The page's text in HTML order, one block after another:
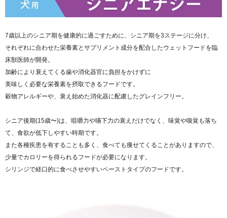
7歳以上のシニア期を健康的に過ごすために、シニア期を3ステージに分け、
それぞれに合わせた栄養素とサプリメント成分を配合したウェットフードを臨
床獣医師が開発。
加齢により衰えてくる歯や消化器官に負担をかけずに
美味しく必要な栄養素を摂取できるフードです。
穀物アレルギーや、衰え始めた消化器に配慮したグレインフリー。
シニア後期(15歳〜)は、咀嚼力や嚥下力の衰えだけでなく、味覚や嗅覚も落ち
て、食欲が低下しやすい時期です。
また各種疾患を有することも多く、食べても痩せてくることがありますので、
少量でカロリーを得られるフードが必要になります。
シリンジで経口的に食べさせやすいペーストタイプのフードです。